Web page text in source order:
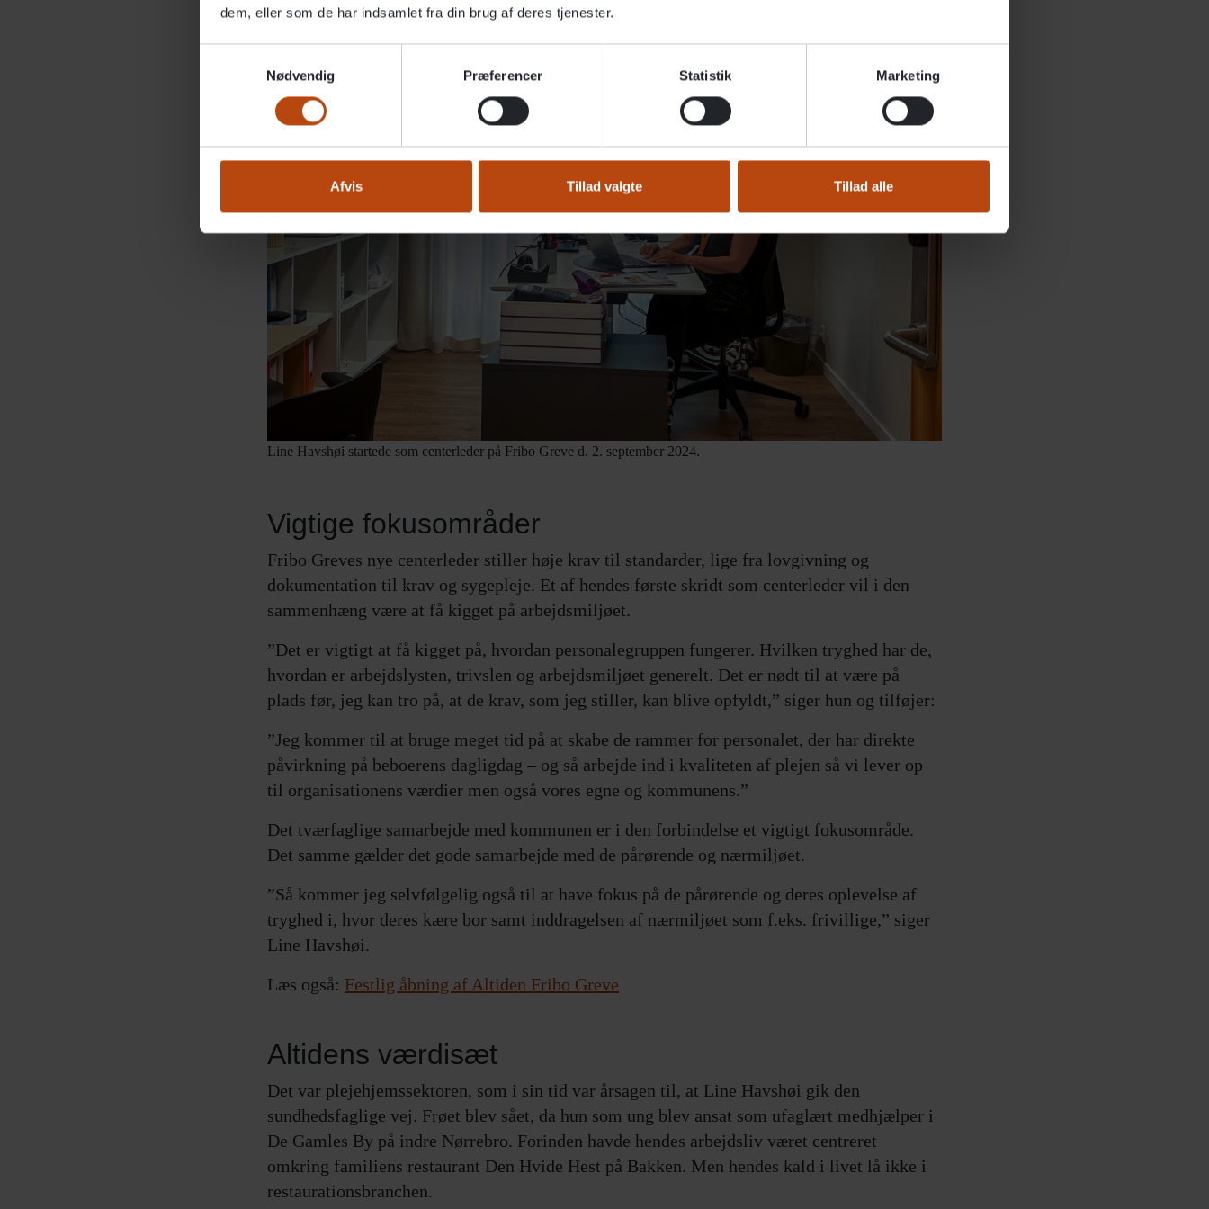
dem, eller som de har indsamlet fra din brug af deres tjenester.
Nødvendig
Præferencer Statistik Marketing
Afvis Tillad valgte Tillad alle
Line Havshøi startede som centerleder på Fribo Greve d. 2. september 2024.
Vigtige fokusområder
Fribo Greves nye centerleder stiller høje krav til standarder, lige fra lovgivning og
dokumentation til krav og sygepleje. Et af hendes første skridt som centerleder vil i den
sammenhæng være at få kigget på arbejdsmiljøet.
”Det er vigtigt at få kigget på, hvordan personalegruppen fungerer. Hvilken tryghed har de,
hvordan er arbejdslysten, trivslen og arbejdsmiljøet generelt. Det er nødt til at være på
plads før, jeg kan tro på, at de krav, som jeg stiller, kan blive opfyldt,” siger hun og tilføjer:
”Jeg kommer til at bruge meget tid på at skabe de rammer for personalet, der har direkte
påvirkning på beboerens dagligdag – og så arbejde ind i kvaliteten af plejen så vi lever op
til organisationens værdier men også vores egne og kommunens.”
Det tværfaglige samarbejde med kommunen er i den forbindelse et vigtigt fokusområde.
Det samme gælder det gode samarbejde med de pårørende og nærmiljøet.
”Så kommer jeg selvfølgelig også til at have fokus på de pårørende og deres oplevelse af
tryghed i, hvor deres kære bor samt inddragelsen af nærmiljøet som f.eks. frivillige,” siger
Line Havshøi.
Læs også: Festlig åbning af Altiden Fribo Greve
Altidens værdisæt
Det var plejehjemssektoren, som i sin tid var årsagen til, at Line Havshøi gik den
sundhedsfaglige vej. Frøet blev sået, da hun som ung blev ansat som ufaglært medhjælper i
De Gamles By på indre Nørrebro. Forinden havde hendes arbejdsliv været centreret
omkring familiens restaurant Den Hvide Hest på Bakken. Men hendes kald i livet lå ikke i
restaurationsbranchen.